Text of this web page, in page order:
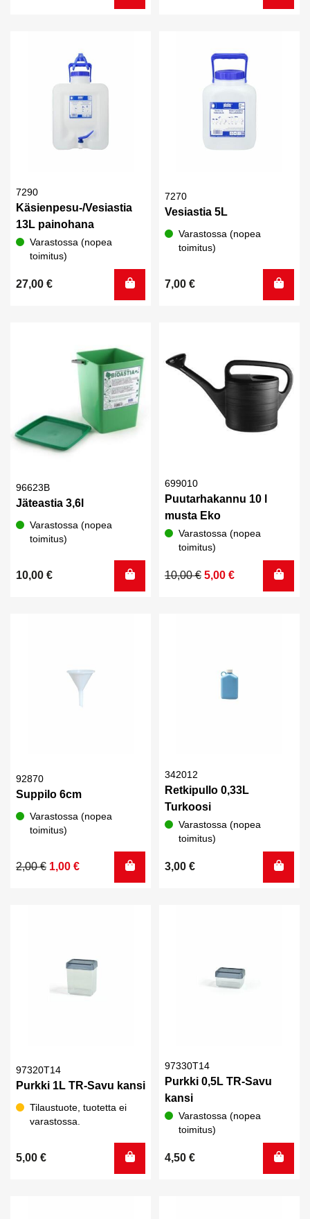
7290
Käsienpesu-/Vesiastia
13L painohana
Varastossa (nopea
toimitus)
27,00 €
7270
Vesiastia 5L
Varastossa (nopea
toimitus)
7,00 €
96623B
Jäteastia 3,6l
Varastossa (nopea
toimitus)
10,00 €
699010
Puutarhakannu 10 l
musta Eko
Varastossa (nopea
toimitus)
10,00€
Alkuperäinen
5,00 €
Nykyinen
92870
Suppilo 6cm
Varastossa (nopea
toimitus)
2,00€
Alkuperäinen
1,00 €
Nykyinen
342012
Retkipullo 0,33L
Turkoosi
Varastossa (nopea
toimitus)
3,00 €
97320T14
Purkki 1L TR-Savu kansi
Tilaustuote, tuotetta ei
varastossa.
5,00 €
97330T14
Purkki 0,5L TR-Savu
kansi
Varastossa (nopea
toimitus)
4,50 €